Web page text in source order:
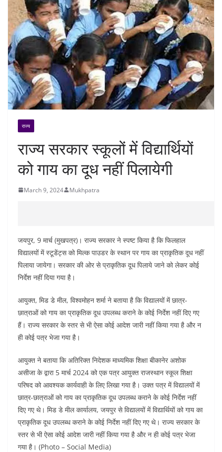
राज्य
राज्य सरकार स्कूलों में विद्यार्थियों
को गाय का दूध नहीं पिलायेगी
March 9, 2024 Mukhpatra
जयपुर, 9 मार्च (मुखपत्र)। राज्य सरकार ने स्पष्ट किया है कि फिलहाल
विद्यालयों में स्टूडेंट्स को मिल्क पाउडर के स्थान पर गाय का प्राकृतिक दूध नहीं
पिलाया जायेगा। सरकार की ओर से प्राकृतिक दूध पिलाये जाने को लेकर कोई
निर्देश नहीं दिया गया है।
आयुक्त, मिड डे मील, विश्वमोहन शर्मा ने बताया है कि विद्यालयों में छात्र-
छात्राओं को गाय का प्राकृतिक दूध उपलब्ध कराने के कोई निर्देश नहीं दिए गए
हैं। राज्य सरकार के स्तर से भी ऐसा कोई आदेश जारी नहीं किया गया है और न
ही कोई पत्र भेजा गया है।
आयुक्त ने बताया कि अतिरिक्त निदेशक माध्यमिक शिक्षा बीकानेर अशोक
असीजा के द्वारा 5 मार्च 2024 को एक पत्र आयुक्त राजस्थान स्कूल शिक्षा
परिषद को आवश्यक कार्यवाही के लिए लिखा गया है। उक्त पत्र में विद्यालयों में
छात्र-छात्राओं को गाय का प्राकृतिक दूध उपलब्ध कराने के कोई निर्देश नहीं
दिए गए थे। मिड डे मील कार्यालय, जयपुर से विद्यालयों में विद्यार्थियों को गाय का
प्राकृतिक दूध उपलब्ध कराने के कोई निर्देश नहीं दिए गए थे। राज्य सरकार के
स्तर से भी ऐसा कोई आदेश जारी नहीं किया गया है और न ही कोई पत्र भेजा
गया है। (Photo – Social Media)